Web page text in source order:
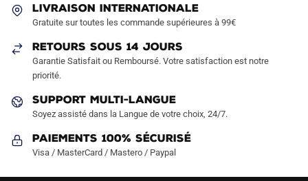
LIVRAISON INTERNATIONALE
Gratuite sur toutes les commande supérieures à 99€
RETOURS SOUS 14 JOURS
Garantie Satisfait ou Remboursé. Votre satisfaction est notre
priorité.
SUPPORT MULTI-LANGUE
Soyez assisté dans la Langue de votre choix, 24/7.
Paiements 100% Sécurisé
Visa / MasterCard / Mastero / Paypal